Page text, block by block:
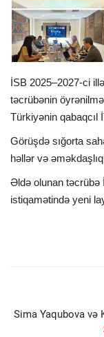
İDMAN
FORMULA 1
DÜNYA
ANALİTİKA
İSB 2025–2027-ci
təcrübənin
Türkiyənin qabaqcıl
Görüşdə sığorta
həllər və
Əldə olunan təcrübə
istiqamətində yeni
Sima Yaqubova və